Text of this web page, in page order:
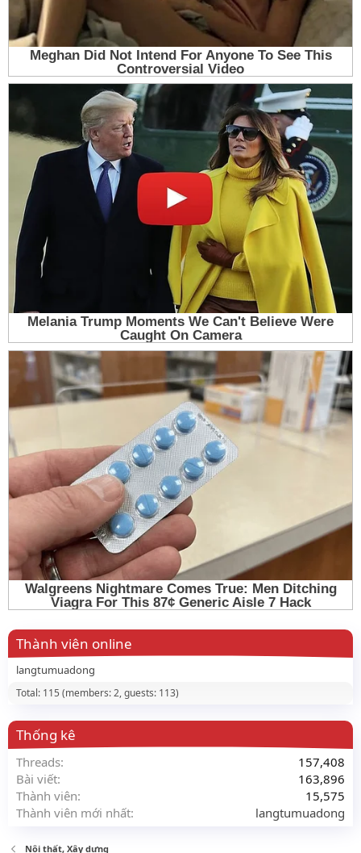
Thành viên online
langtumuadong
Total: 115 (members: 2, guests: 113)
Thống kê
Threads
157,408
Bài viết
163,896
Thành viên
15,575
Thành viên mới nhất
langtumuadong
Nội thất, Xây dựng